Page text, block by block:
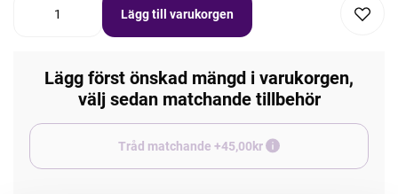
Lägg till varukorgen
Lägg först önskad mängd i varukorgen,
välj sedan matchande tillbehör
Tråd matchande +45,00kr